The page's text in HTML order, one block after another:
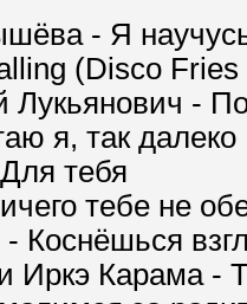
- Я
(Disco
Лукьянович -
я, так далеко
тебя
тебе не
Коснёшься
Иркэ Карама -